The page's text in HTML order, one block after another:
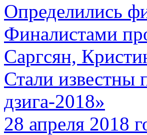
Определились
Финалистами
Саргсян,
Стали известны
дзига-2018»
28 апреля 2018